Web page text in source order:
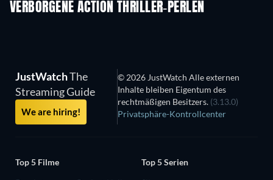
VERBORGENE ACTION THRILLER-PERLEN
JustWatchThe
Streaming Guide
We are hiring!
© 2026 JustWatch Alle externen
Inhalte bleiben Eigentum des
rechtmäßigen Besitzers. (3.13.0)
Privatsphäre-Kontrollcenter
Top 5 Filme
Top 5 Serien